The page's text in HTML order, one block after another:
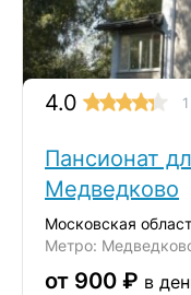
4.0
Пансионат
Медведково
Московская
Метро:
от 900 ₽ в